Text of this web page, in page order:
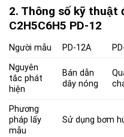
2. Thông số kỹ thuật
C2H5C6H5 PD-12
Người mẫu PD-12A
Nguyên
tắc phát
hiện
Bán dẫn
dây nóng
Phương
pháp lấy
mẫu
Sử dụng bơm